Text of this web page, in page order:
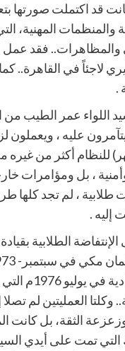
قد اكتملت صورتها
والمنظمات المهنية،
والمظاهرات.. فقد
لاجئاً في القاهرة..
.
اللواء عمر الطيب من
عليه ، ويعملون
للنظام أكثر من غيره
، بل ومؤامرات
، لم تجد كلها
إليه .
الإنتفاضة الطلابية
العسكرية
وكلتا العمليتين لم
الثقة، بل كانت
التي تمت على أيدي